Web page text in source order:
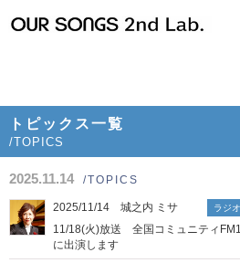
トピックス一覧
/TOPICS
2025.11.14 /TOPICS
2025/11/14 城之内 ミサ ラジ
11/18(火)放送 全国コミュニティ
に出演します